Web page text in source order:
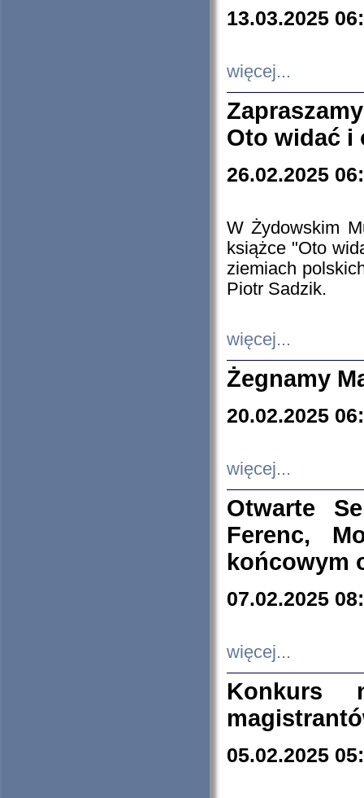
13.03.2025
więcej...
Oto widać i
26.02.2025
W Żydowskim
książce "Oto
ziemiach
Piotr Sadzik.
więcej...
Żegnamy
20.02.2025
więcej...
Otwarte
Ferenc,
końcowym
07.02.2025
więcej...
Konkurs
05.02.2025